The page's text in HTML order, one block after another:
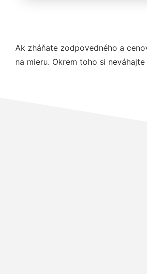
Ak zháňate zodpovedného a
na mieru. Okrem toho si